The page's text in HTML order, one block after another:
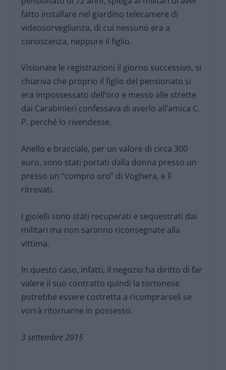
fatto installare nel giardino telecamere di
videosorveglianza, di cui nessuno era a
conoscenza, neppure il figlio.
Visionate le registrazioni il giorno successivo, si
chiariva che proprio il figlio del pensionato si
era impossessato dell’oro e messo alle strette
dai Carabinieri confessava di averlo all’amica C.
P. perché lo rivendesse.
Anello e bracciale, per un valore di circa 300
euro, sono stati portati dalla donna presso un
presso un “compro oro” di Voghera, e lì
ritrovati.
I gioielli sono stati recuperati e sequestrati dai
militari ma non saranno riconsegnate alla
vittima.
In questo caso, infatti, il negozio ha diritto di far
valere il suo contratto quindi la tortonese
potrebbe essere costretta a ricomprarseli se
vorrà ritornarne in possesso.
3 settembre 2015